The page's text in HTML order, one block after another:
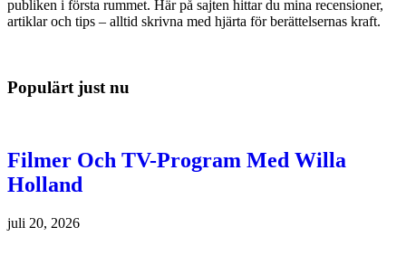
publiken i första rummet. Här på sajten hittar du mina recensioner,
artiklar och tips – alltid skrivna med hjärta för berättelsernas kraft.
Populärt just nu
Filmer Och TV-Program Med Willa
Holland
juli 20, 2026